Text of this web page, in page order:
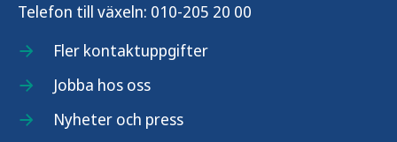
Telefon till växeln: 010-205 20 00
Fler kontaktuppgifter
Jobba hos oss
Nyheter och press